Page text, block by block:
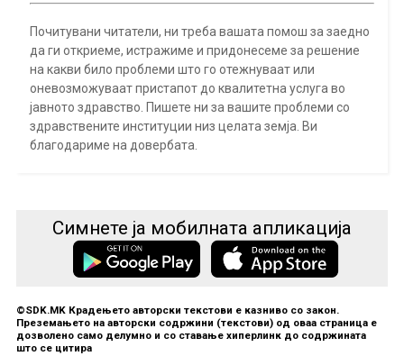
Почитувани читатели, ни треба вашата помош за заедно
да ги откриеме, истражиме и придонесеме за решение
на какви било проблеми што го отежнуваат или
оневозможуваат пристапот до квалитетна услуга во
јавното здравство. Пишете ни за вашите проблеми со
здравствените институции низ целата земја. Ви
благодариме на довербата.
Симнете ја мобилната апликација
©SDK.MK Крадењето авторски текстови е казниво со закон.
Преземањето на авторски содржини (текстови) од оваа страница е
дозволено само делумно и со ставање хиперлинк до содржината
што се цитира